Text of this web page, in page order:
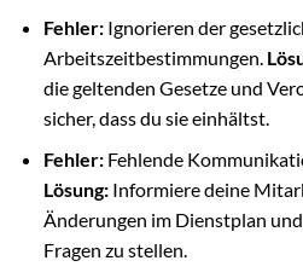
Fehler:Ignorieren der
Arbeitszeitbestimmungen.
die geltenden Gesetze und
sicher, dass du sie einhältst.
Fehler:Fehlende
Lösung:Informiere deine
Änderungen im Dienstplan
Fragen zu stellen.